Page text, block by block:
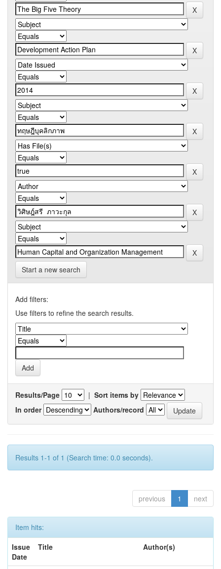
Start a new search
Add filters:
Use filters to refine the search results.
Results/Page | Sort items by
In order
Authors/record
Results 1-1 of 1 (Search time: 0.0 seconds).
previous 1 next
Item hits:
Issue
Date
Title Author(s)